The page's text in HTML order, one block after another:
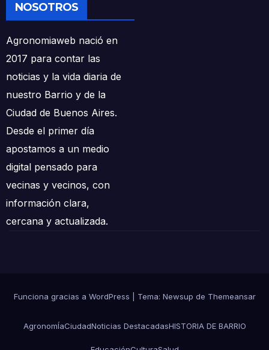
NOSOTROS
Agronomiaweb nació en
2017 para contar las
noticias y la vida diaria de
nuestro Barrio y de la
Ciudad de Buenos Aires.
Desde el primer día
apostamos a un medio
digital pensado para
vecinas y vecinos, con
información clara,
cercana y actualizada.
Funciona gracias a WordPress Tema: Newsup de Themeansar
AgronomÍaCiudadNoticias DestacadasHISTORIA DE BARRIO